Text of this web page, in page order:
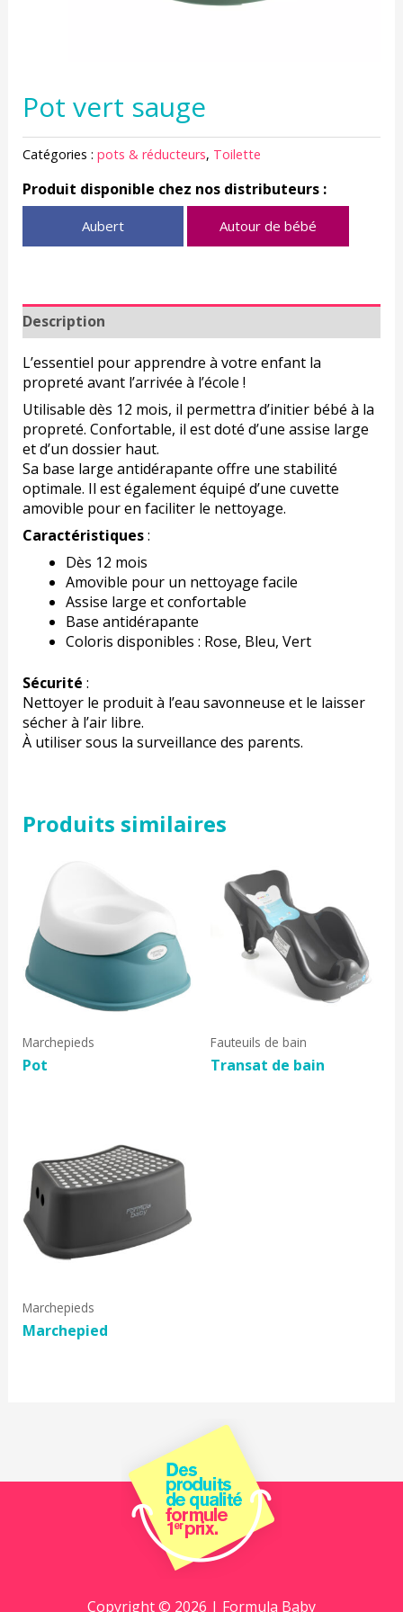
Pot vert sauge
Catégories : pots & réducteurs, Toilette
Produit disponible chez nos distributeurs :
Aubert Autour de bébé
Description
L’essentiel pour apprendre à votre enfant la
propreté avant l’arrivée à l’école !
Utilisable dès 12 mois, il permettra d’initier bébé à la
propreté. Confortable, il est doté d’une assise large
et d’un dossier haut.
Sa base large antidérapante offre une stabilité
optimale. Il est également équipé d’une cuvette
amovible pour en faciliter le nettoyage.
Caractéristiques:
Dès 12 mois
Amovible pour un nettoyage facile
Assise large et confortable
Base antidérapante
Coloris disponibles : Rose, Bleu, Vert
Sécurité :
Nettoyer le produit à l’eau savonneuse et le laisser
sécher à l’air libre.
À utiliser sous la surveillance des parents.
Produits similaires
Marchepieds
Pot
Fauteuils de bain
Transat de bain
Marchepieds
Marchepied
Copyright © 2026 | Formula Baby